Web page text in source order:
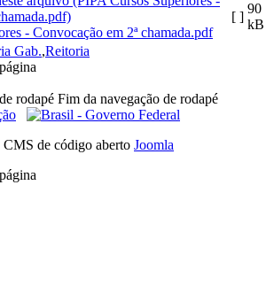
- Convocação em 2ª chamada.pdf
[ ]
90
kB
Gab.,Reitoria
rodapé Fim da navegação de rodapé
de código aberto Joomla